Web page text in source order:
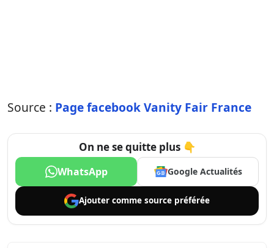
Source : Page facebook Vanity Fair France
On ne se quitte plus 👇
WhatsApp Google Actualités
Ajouter comme source préférée